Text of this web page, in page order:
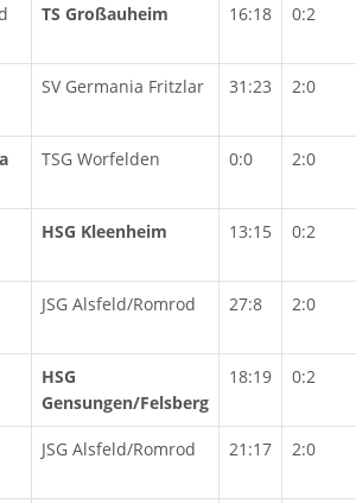
TS Großauheim 16:18 0:2
SV Germania Fritzlar 31:23 2:0
TSG Worfelden 0:0 2:0
HSG Kleenheim 13:15 0:2
JSG Alsfeld/Romrod 27:8 2:0
HSG
Gensungen/Felsberg
18:19 0:2
JSG Alsfeld/Romrod 21:17 2:0